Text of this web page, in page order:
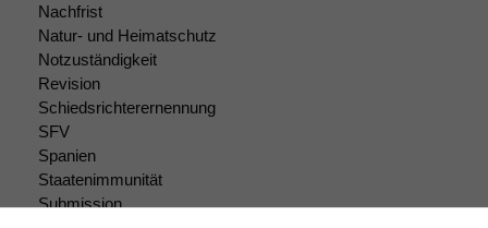
Nachfrist
Natur- und Heimatschutz
Notzuständigkeit
Revision
Schiedsrichterernennung
SFV
Spanien
Staatenimmunität
Submission
Daten auf.